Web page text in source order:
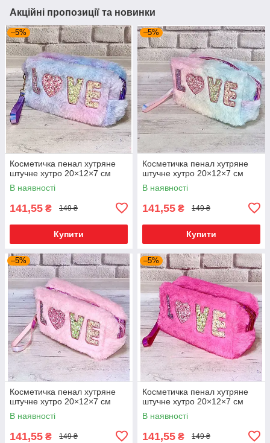
Акційні пропозиції та новинки
–5%
Косметичка пенал хутряне
штучне хутро 20×12×7 см
В наявності
141,55 ₴ 149 ₴
Купити
–5%
Косметичка пенал хутряне
штучне хутро 20×12×7 см
В наявності
141,55 ₴ 149 ₴
Купити
–5%
Косметичка пенал хутряне
штучне хутро 20×12×7 см
В наявності
141,55 ₴ 149 ₴
–5%
Косметичка пенал хутряне
штучне хутро 20×12×7 см
В наявності
141,55 ₴ 149 ₴